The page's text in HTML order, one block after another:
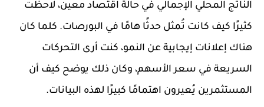
الناتج المحلي الإجمالي في حالة اقتصاد معين، لاحظت
كثيرًا كيف كانت تُمثل حدثًا هامًا في البورصات. كلما كان
هناك إعلانات إيجابية عن النمو، كنت أرى التحركات
السريعة في سعر الأسهم، وكان ذلك يوضح كيف أن
المستثمرين يُعيرون اهتمامًا كبيرًا لهذه البيانات.